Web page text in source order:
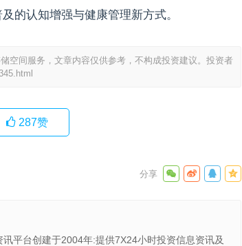
的认知增强与健康管理新方式。
空间服务，文章内容仅供参考，不构成投资建议。投资者
287赞
平台创建于2004年:提供7X24小时投资信息资讯及